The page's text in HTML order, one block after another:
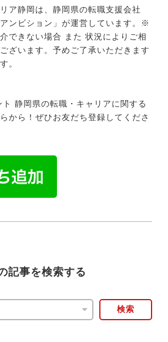
ア静岡は、静岡県の転職支援会社
アンビション」が運営しています。※
できない場合 また 状況によりご相
ざいます。予めご了承いただきます
。
静岡県の転職・キャリアに関する
から！ぜひお友だち登録してくださ
記事を検索する
検索